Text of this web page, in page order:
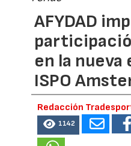
AFYDAD
en la nueva
ISPO
Redacción
1142